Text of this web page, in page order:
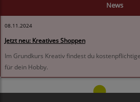
News
08.11.2024
Jetzt neu: Kreatives Shoppen
Im Grundkurs Kreativ findest du
für dein Hobby.